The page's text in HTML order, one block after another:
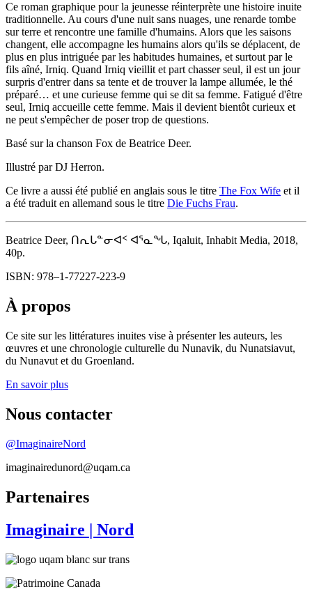
Ce roman graphique pour la jeunesse réinterprète une histoire inuite
traditionnelle. Au cours d'une nuit sans nuages, une renarde tombe
sur terre et rencontre une famille d'humains. Alors que les saisons
changent, elle accompagne les humains alors qu'ils se déplacent, de
plus en plus intriguée par les habitudes humaines, et surtout par le
fils aîné, Irniq. Quand Irniq vieillit et part chasser seul, il est un jour
surpris d'entrer dans sa tente et de trouver la lampe allumée, le thé
préparé… et une curieuse femme qui se dit sa femme. Fatigué d'être
seul, Irniq accueille cette femme. Mais il devient bientôt curieux et
ne peut s'empêcher de poser trop de questions.
Basé sur la chanson Fox de Beatrice Deer.
Illustré par DJ Herron.
Ce livre a aussi été publié en anglais sous le titre The Fox Wife et il
a été traduit en allemand sous le titre Die Fuchs Frau.
Beatrice Deer, ᑎᕆᒐᓐᓂᐊᑉ ᐊᕐᓇᖓ, Iqaluit, Inhabit Media, 2018,
40p.
ISBN: 978–1-77227-223-9
À propos
Ce site sur les littératures inuites vise à présenter les auteurs, les
œuvres et une chronologie culturelle du Nunavik, du Nunatsiavut,
du Nunavut et du Groenland.
En savoir plus
Nous contacter
@ImaginaireNord
imaginairedunord@uqam.ca
Partenaires
Imaginaire | Nord